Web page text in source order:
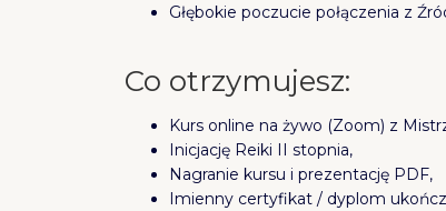
Głębokie poczucie połączenia z
Co otrzymujesz:
Kurs online na żywo (Zoom) z
Inicjację Reiki II stopnia,
Nagranie kursu i prezentację PDF,
Imienny certyfikat / dyplom